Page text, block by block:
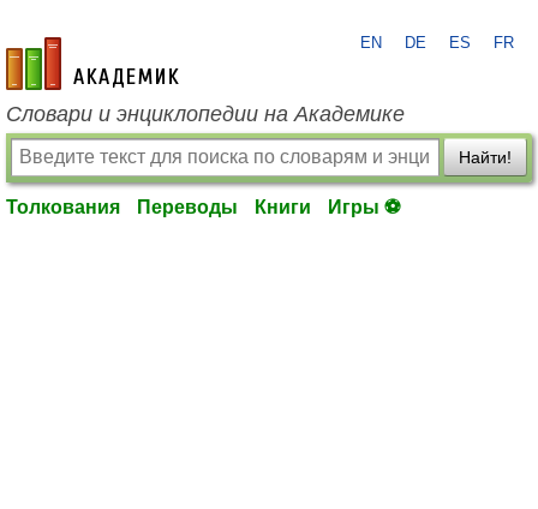
academic.ru
EN DE ES FR
Словари и энциклопедии на Академике
Найти!
Толкования Переводы Книги Игры ⚽